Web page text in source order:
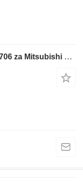
Complete contactor DC72/80V 641706 za Mitsubishi FB35K-PAC/ Caterpillar EP35K-PAC električnog viljuškara